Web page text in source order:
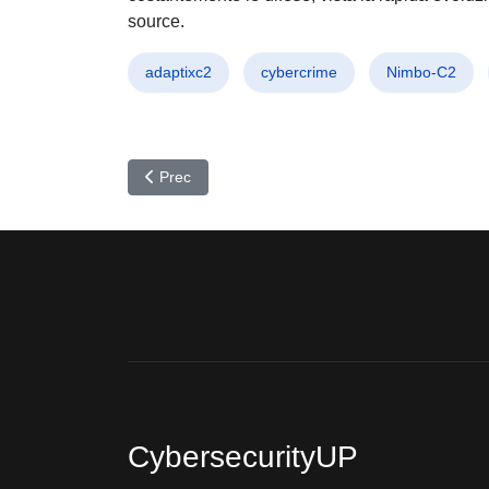
source.
adaptixc2 cybercrime Nimbo-C2
Articolo precedente: Cyber Apocalypse: Nuove
Prec
CybersecurityUP